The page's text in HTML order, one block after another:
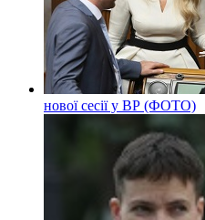
нової сесії у ВР (ФОТО)